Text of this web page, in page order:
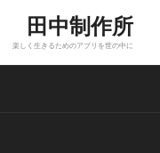
田中制作所
楽しく生きるためのアプリを世の中に